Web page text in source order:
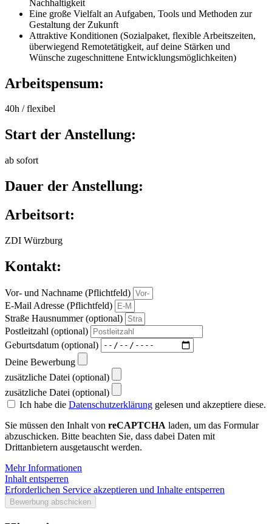
Nachhaltigkeit
Eine große Vielfalt an Aufgaben, Tools und Methoden zur
Gestaltung der Zukunft
Attraktive Konditionen (Sozialpaket, flexible Arbeitszeiten,
überwiegend Remotetätigkeit, auf deine Stärken und
Wünsche zugeschnittene Entwicklungsmöglichkeiten)
Arbeitspensum:
40h / flexibel
Start der Anstellung:
ab sofort
Dauer der Anstellung:
Arbeitsort:
ZDI Würzburg
Kontakt:
Vor- und Nachname (Pflichtfeld)
E-Mail Adresse (Pflichtfeld)
Straße Hausnummer (optional)
Postleitzahl (optional)
Geburtsdatum (optional)
Deine Bewerbung
zusätzliche Datei (optional)
zusätzliche Datei (optional)
Ich habe die Datenschutzerklärung gelesen und akzeptiere diese.
Sie müssen den Inhalt von reCAPTCHA laden, um das Formular
abzuschicken. Bitte beachten Sie, dass dabei Daten mit
Drittanbietern ausgetauscht werden.
Mehr Informationen
Inhalt entsperren
Erforderlichen Service akzeptieren und Inhalte entsperren
Bewerbung abschicken